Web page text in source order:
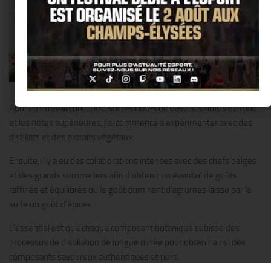
www.nonadrinks.com
Après un travail concentré sur les notes de base, les notes de fond
et les notes supérieures, j’ai commencé à expérimenter avec des
distillats et des extraits végétaux.
Ensuite, il y a eu des collaborations intenses avec des chefs belges
et des grands sommeliers afin d’obtenir un éventail de goûts
raffinés et équilibrés où le goût dominant d’agrumes laisse par la
suite un goût d’épices.
L’essentiel est que chaque composant botanique subisse des
processus de distillation de longue durée pour obtenir ainsi des
composants savoureux authentiques et purs.